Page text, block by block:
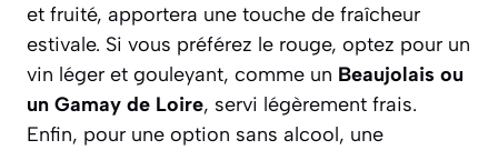
et fruité, apportera une touche de fraîcheur
estivale. Si vous préférez le rouge, optez pour un
vin léger et gouleyant, comme un Beaujolais ou
un Gamay de Loire, servi légèrement frais.
Enfin, pour une option sans alcool, une